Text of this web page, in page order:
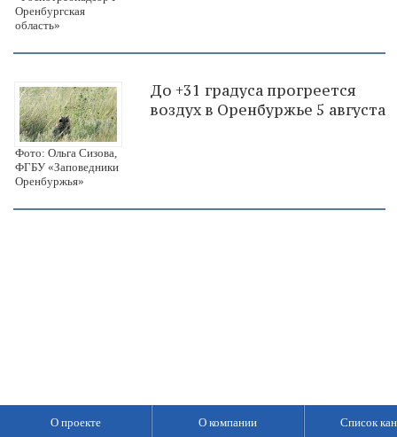
Оренбургская
область»
Фото: Ольга Сизова,
ФГБУ «Заповедники
Оренбуржья»
До +31 градуса прогреется
воздух в Оренбуржье 5 августа
О проекте О компании Список